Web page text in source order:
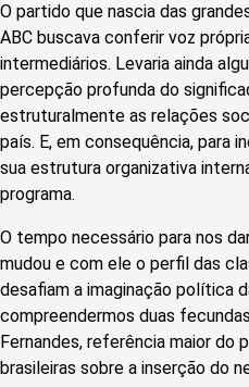
O partido que nascia das
ABC buscava conferir voz
intermediários. Levaria ainda
percepção profunda do
estruturalmente as relações
país. E, em consequência, para
sua estrutura organizativa
programa.
O tempo necessário para nos
mudou e com ele o perfil das
desafiam a imaginação política
compreendermos duas
Fernandes, referência maior do
brasileiras sobre a inserção do